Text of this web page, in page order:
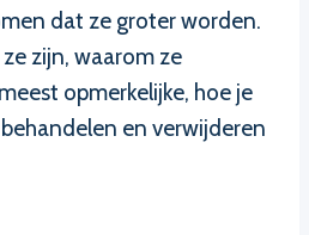
dat ze groter worden.
zijn, waarom ze
opmerkelijke, hoe je
en verwijderen